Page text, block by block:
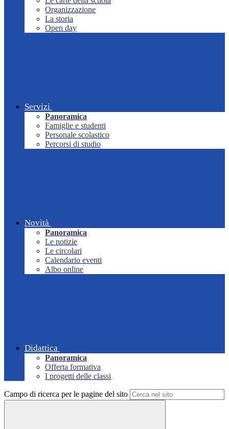
Organizzazione
La storia
Open day
Servizi
Panoramica
Famiglie e studenti
Personale scolastico
Percorsi di studio
Novità
Panoramica
Le notizie
Le circolari
Calendario eventi
Albo online
Didattica
Panoramica
Offerta formativa
I progetti delle classi
Campo di ricerca per le pagine del sito